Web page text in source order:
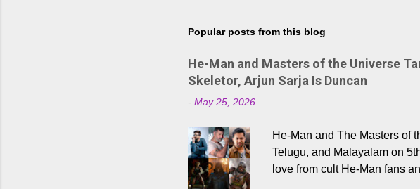
Popular posts from this blog
He-Man and Masters of the Universe
Skeletor, Arjun Sarja Is Duncan
- May 25, 2026
He-Man and The Masters of
Telugu, and Malayalam on
love from cult He-Man fans